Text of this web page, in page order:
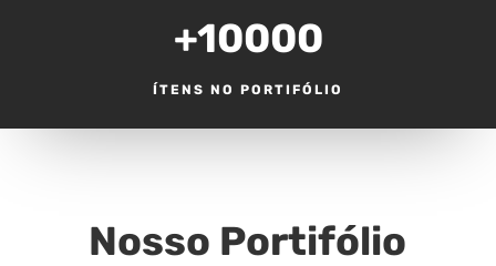
+10000
ÍTENS NO PORTIFÓLIO
Nosso Portifólio